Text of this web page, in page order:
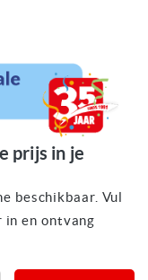
prijs in je
beschikbaar. Vul
in en ontvang